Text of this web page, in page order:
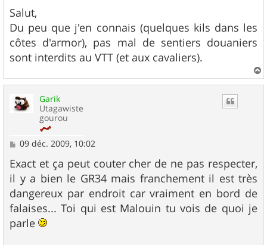
s
s
a
g
e
Salut,
Du peu que j'en connais (quelques kils dans les
côtes d'armor), pas mal de sentiers douaniers
sont interdits au VTT (et aux cavaliers).
a
Garik
Utagawiste
gourou
M
s
s
a
g
e
09 déc. 2009, 10:02
Exact et ça peut couter cher de ne pas respecter,
il y a bien le GR34 mais franchement il est très
dangereux par endroit car vraiment en bord de
falaises... Toi qui est Malouin tu vois de quoi je
parle